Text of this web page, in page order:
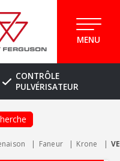
MENU
CONTRÔLE
PULVÉRISATEUR
Faneur Krone